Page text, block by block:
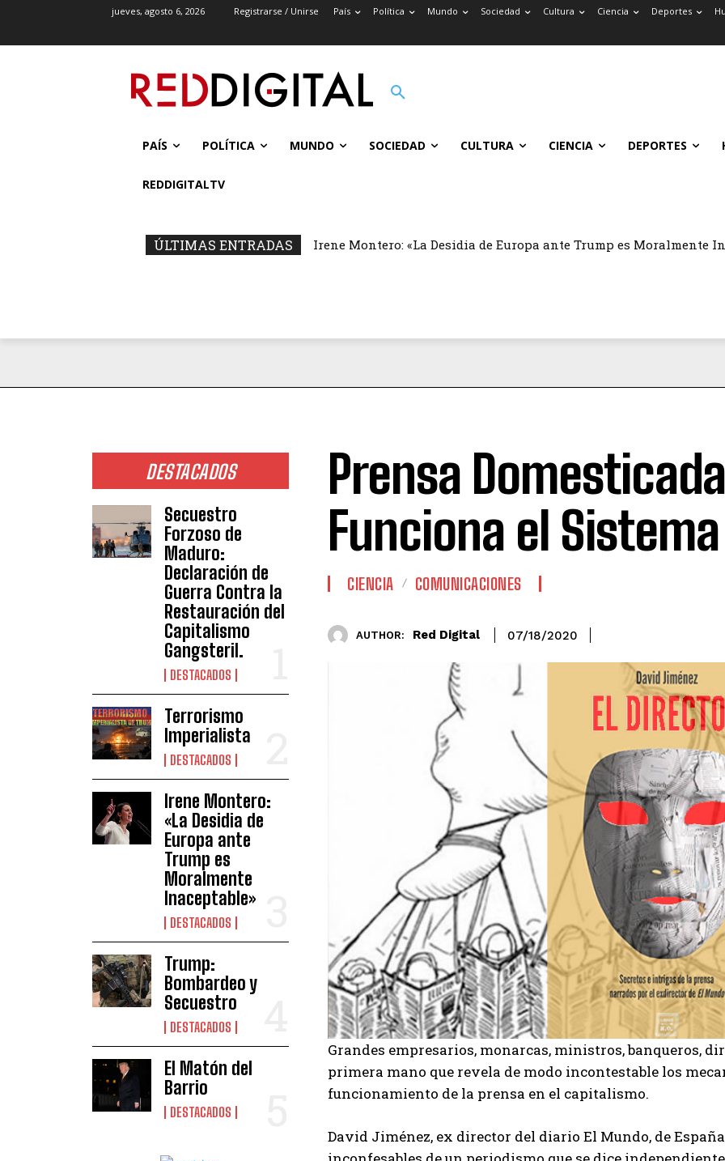
jueves, agosto 6, 2026 Registrarse / Unirse País Política Mundo Sociedad Cultura Ciencia Deportes
PAÍS POLÍTICA MUNDO SOCIEDAD CULTURA CIENCIA DEPORTES
REDDIGITALTV
ÚLTIMAS ENTRADAS Irene Montero: «La Desidia de Europa ante Trump es Moralmente
DESTACADOS
Secuestro
Forzoso de
Maduro:
Declaración de
Guerra Contra la
Restauración del
Capitalismo
Gangsteril.
DESTACADOS
Terrorismo
Imperialista
DESTACADOS
Irene Montero:
«La Desidia de
Europa ante
Trump es
Moralmente
Inaceptable»
DESTACADOS
Trump:
Bombardeo y
Secuestro
DESTACADOS
El Matón del
Barrio
DESTACADOS
Prensa
Funciona el Sistema
CIENCIA COMUNICACIONES
AUTHOR: Red Digital 07/18/2020
Grandes empresarios, monarcas, ministros, banqueros,
primera mano que revela de modo incontestable los
funcionamiento de la prensa en el capitalismo.
David Jiménez, ex director del diario El Mundo, de